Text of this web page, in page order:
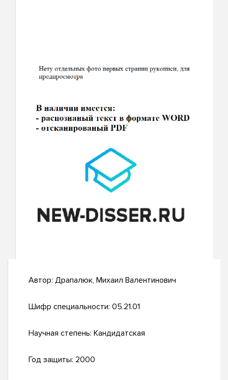
Автор: Драпалюк, Михаил Валентинович
Шифр специальности: 05.21.01
Научная степень: Кандидатская
Год защиты: 2000